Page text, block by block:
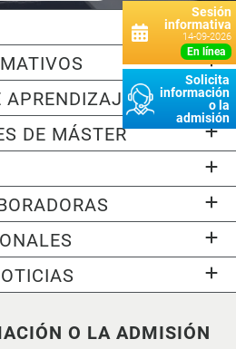
Sesión
informativa
14-09-2026
en línea
Solicita
información
o la
admisión
APRENDIZAJE
DE MÁSTER
O LA ADMISIÓN